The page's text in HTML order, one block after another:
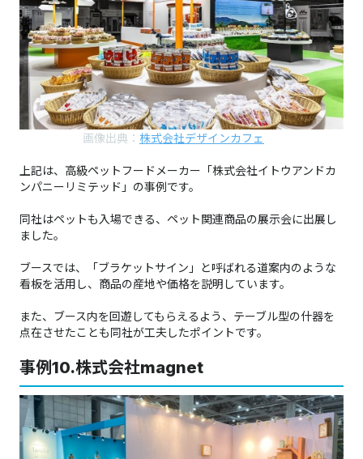
画像出典： 株式会社デザインカフェ
上記は、高級ペットフードメーカー「株式会社イトウアンドカ
ンパニーリミテッド」の事例です。
同社はペットも入場できる、ペット関連商品の展示会に出展し
ました。
ブースでは、「ブラケットサイン」と呼ばれる道案内のような
看板を活用し、商品の産地や価格を説明しています。
また、ブース内を回遊してもらえるよう、テーブル型の什器を
点在させたことも同社が工夫したポイントです。
事例10.株式会社magnet